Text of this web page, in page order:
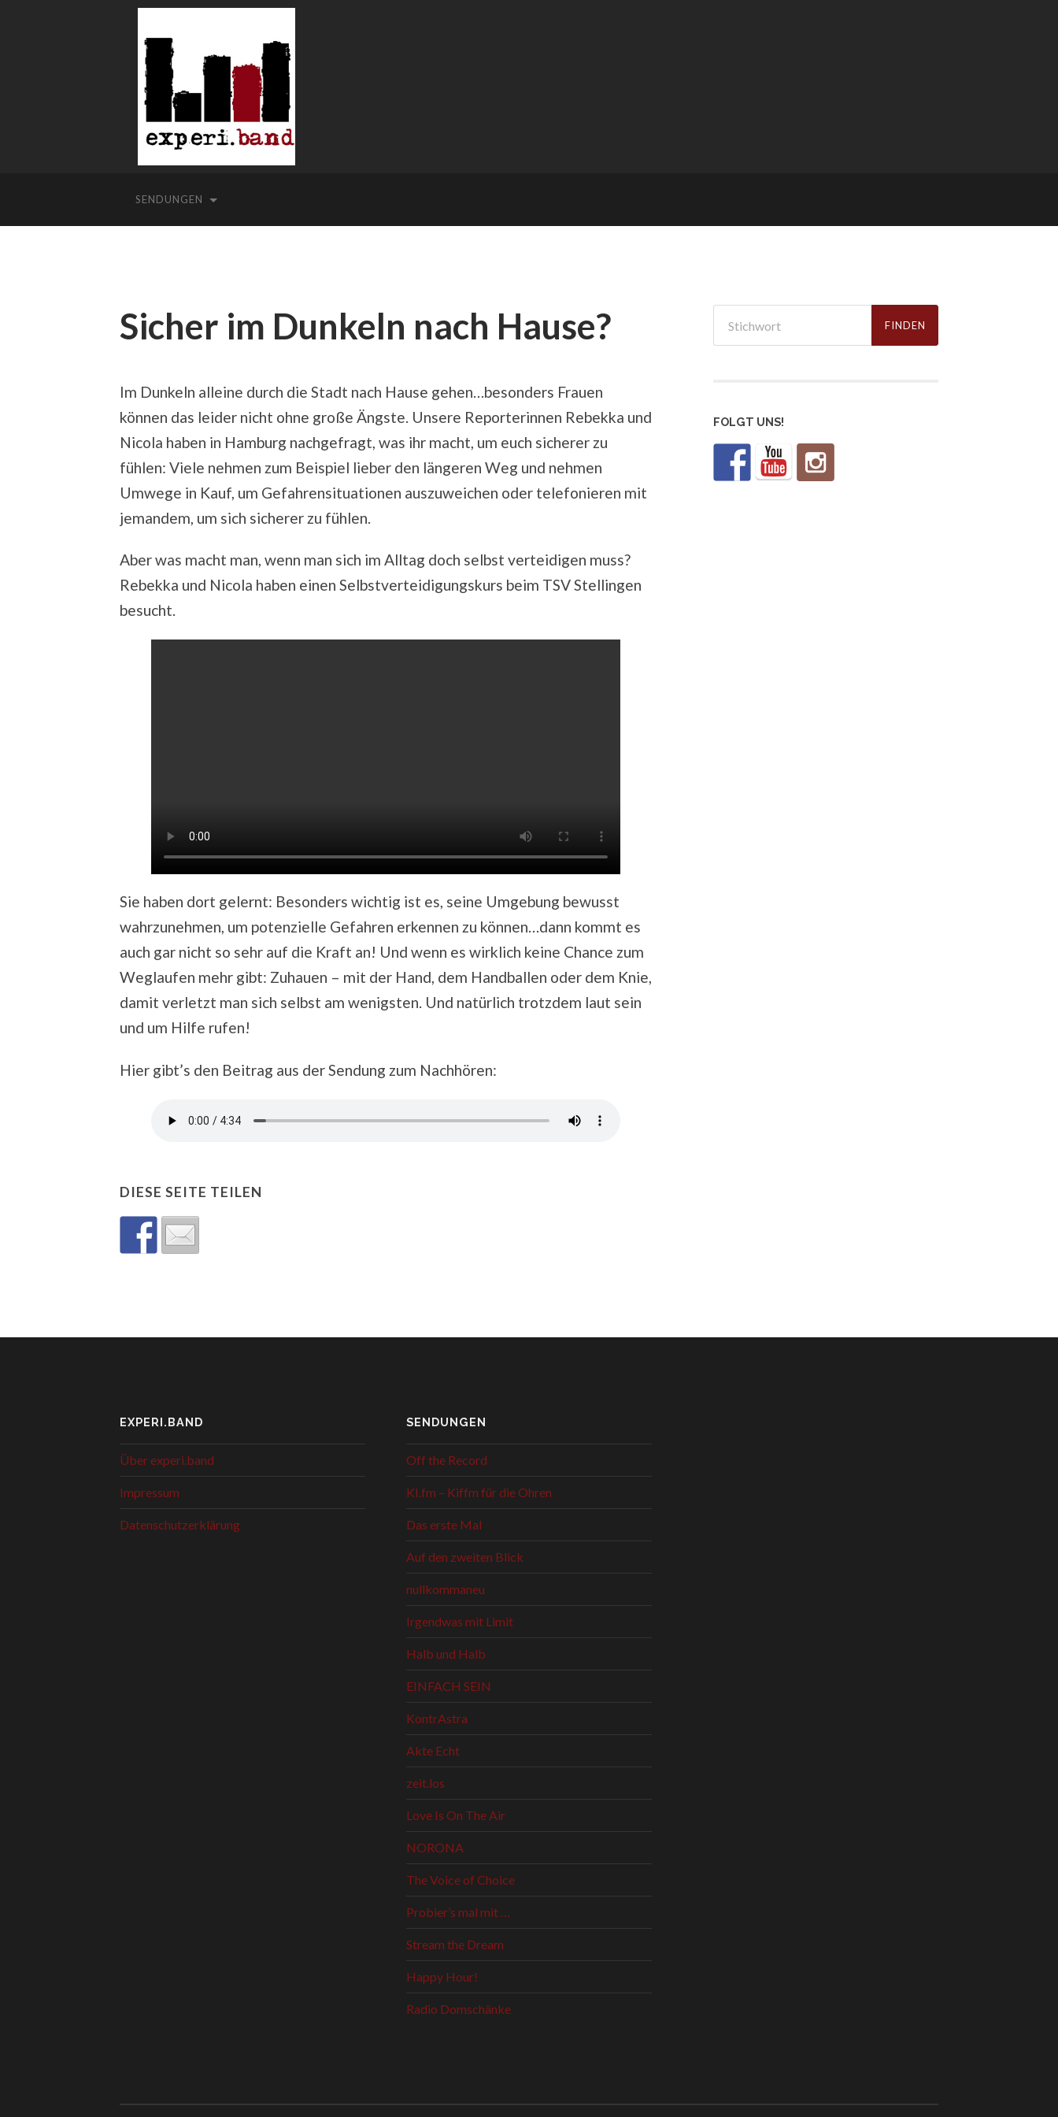
SENDUNGEN
Sicher im Dunkeln nach Hause?
Im Dunkeln alleine durch die Stadt nach Hause gehen…besonders Frauen
können das leider nicht ohne große Ängste. Unsere Reporterinnen Rebekka und
Nicola haben in Hamburg nachgefragt, was ihr macht, um euch sicherer zu
fühlen: Viele nehmen zum Beispiel lieber den längeren Weg und nehmen
Umwege in Kauf, um Gefahrensituationen auszuweichen oder telefonieren mit
jemandem, um sich sicherer zu fühlen.
Aber was macht man, wenn man sich im Alltag doch selbst verteidigen muss?
Rebekka und Nicola haben einen Selbstverteidigungskurs beim TSV Stellingen
besucht.
Sie haben dort gelernt: Besonders wichtig ist es, seine Umgebung bewusst
wahrzunehmen, um potenzielle Gefahren erkennen zu können…dann kommt es
auch gar nicht so sehr auf die Kraft an! Und wenn es wirklich keine Chance zum
Weglaufen mehr gibt: Zuhauen – mit der Hand, dem Handballen oder dem Knie,
damit verletzt man sich selbst am wenigsten. Und natürlich trotzdem laut sein
und um Hilfe rufen!
Hier gibt’s den Beitrag aus der Sendung zum Nachhören:
DIESE SEITE TEILEN
FOLGT UNS!
EXPERI.BAND
Über experi.band
Impressum
Datenschutzerklärung
SENDUNGEN
Off the Record
KI.fm – Kiffm für die Ohren
Das erste Mal
Auf den zweiten Blick
nullkommaneu
Irgendwas mit Limit
Halb und Halb
EINFACH SEIN
KontrAstra
Akte Echt
zeit.los
Love Is On The Air
NORONA
The Voice of Choice
Probier’s mal mit …
Stream the Dream
Happy Hour!
Radio Domschänke